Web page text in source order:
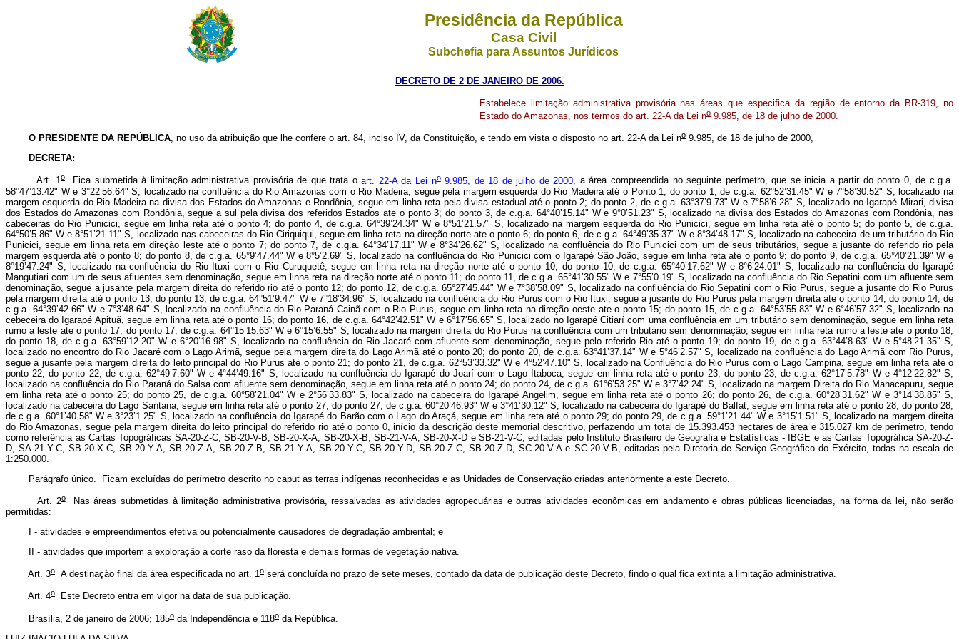
Presidência da República
Casa Civil
Subchefia para Assuntos Jurídicos
DECRETO DE 2 DE JANEIRO DE 2006.
Estabelece limitação administrativa provisória nas áreas que especifica da região de entorno da BR-319, no
Estado do Amazonas, nos termos do art. 22-A da Lei no 9.985, de 18 de julho de 2000.
O PRESIDENTE DA REPÚBLICA, no uso da atribuição que lhe confere o art. 84, inciso IV, da Constituição, e tendo em vista o disposto no art. 22-A da Lei no 9.985, de 18 de julho de 2000,
DECRETA:
Art. 1oFica submetida à limitação administrativa provisória de que trata oart. 22-A da Lei no9.985, de 18 de julho de 2000, a área compreendida no seguinte perímetro, que se inicia a partir do ponto 0, de c.g.a.
58°47’13.42" W e 3°22’56.64" S, localizado na confluência do Rio Amazonas com o Rio Madeira, segue pela margem esquerda do Rio Madeira até o Ponto 1; do ponto 1, de c.g.a. 62°52’31.45" W e 7°58’30.52" S, localizado na
margem esquerda do Rio Madeira na divisa dos Estados do Amazonas e Rondônia, segue em linha reta pela divisa estadual até o ponto 2; do ponto 2, de c.g.a. 63°37’9.73" W e 7°58’6.28" S, localizado no Igarapé Mirari, divisa
dos Estados do Amazonas com Rondônia, segue a sul pela divisa dos referidos Estados ate o ponto 3; do ponto 3, de c.g.a. 64°40’15.14" W e 9°0’51.23" S, localizado na divisa dos Estados do Amazonas com Rondônia, nas
cabeceiras do Rio Punicici, segue em linha reta até o ponto 4; do ponto 4, de c.g.a. 64°39’24.34" W e 8°51’21.57" S, localizado na margem esquerda do Rio Punicici, segue em linha reta até o ponto 5; do ponto 5, de c.g.a.
64°50’5.86" W e 8°51’21.11" S, localizado nas cabeceiras do Rio Ciriquiqui, segue em linha reta na direção norte ate o ponto 6; do ponto 6, de c.g.a. 64°49’35.37" W e 8°34’48.17" S, localizado na cabeceira de um tributário do Rio
Punicici, segue em linha reta em direção leste até o ponto 7; do ponto 7, de c.g.a. 64°34’17.11" W e 8°34’26.62" S, localizado na confluência do Rio Punicici com um de seus tributários, segue a jusante do referido rio pela
margem esquerda até o ponto 8; do ponto 8, de c.g.a. 65°9’47.44" W e 8°5’2.69" S, localizado na confluência do Rio Punicici com o Igarapé São João, segue em linha reta até o ponto 9; do ponto 9, de c.g.a. 65°40’21.39" W e
8°19’47.24" S, localizado na confluência do Rio Ituxi com o Rio Curuquetê, segue em linha reta na direção norte até o ponto 10; do ponto 10, de c.g.a. 65°40’17.62" W e 8°6’24.01" S, localizado na confluência do Igarapé
Mangutiari com um de seus afluentes sem denominação, segue em linha reta na direção norte até o ponto 11; do ponto 11, de c.g.a. 65°41’30.55" W e 7°55’0.19" S, localizado na confluência do Rio Sepatini com um afluente sem
denominação, segue a jusante pela margem direita do referido rio até o ponto 12; do ponto 12, de c.g.a. 65°27’45.44" W e 7°38’58.09" S, localizado na confluência do Rio Sepatini com o Rio Purus, segue a jusante do Rio Purus
pela margem direita até o ponto 13; do ponto 13, de c.g.a. 64°51’9.47" W e 7°18’34.96" S, localizado na confluência do Rio Purus com o Rio Ituxi, segue a jusante do Rio Purus pela margem direita ate o ponto 14; do ponto 14, de
c.g.a. 64°39’42.66" W e 7°3’48.64" S, localizado na confluência do Rio Paraná Cainã com o Rio Purus, segue em linha reta na direção oeste ate o ponto 15; do ponto 15, de c.g.a. 64°53’55.83" W e 6°46’57.32" S, localizado na
cebeceira do Igarapé Apituã, segue em linha reta até o ponto 16; do ponto 16, de c.g.a. 64°42’42.51" W e 6°17’56.65" S, localizado no Igarapé Citiarí com uma confluência em um tributário sem denominação, segue em linha reta
rumo a leste ate o ponto 17; do ponto 17, de c.g.a. 64°15’15.63" W e 6°15’6.55" S, localizado na margem direita do Rio Purus na confluência com um tributário sem denominação, segue em linha reta rumo a leste ate o ponto 18;
do ponto 18, de c.g.a. 63°59’12.20" W e 6°20’16.98" S, localizado na confluência do Rio Jacaré com afluente sem denominação, segue pelo referido Rio até o ponto 19; do ponto 19, de c.g.a. 63°44’8.63" W e 5°48’21.35" S,
localizado no encontro do Rio Jacaré com o Lago Arimã, segue pela margem direita do Lago Arimã até o ponto 20; do ponto 20, de c.g.a. 63°41’37.14" W e 5°46’2.57" S, localizado na confluência do Lago Arimã com Rio Purus,
segue a jusante pela margem direita do leito principal do Rio Purus até o ponto 21; do ponto 21, de c.g.a. 62°53’33.32" W e 4°52’47.10" S, localizado na Confluência do Rio Purus com o Lago Campina, segue em linha reta até o
ponto 22; do ponto 22, de c.g.a. 62°49’7.60" W e 4°44’49.16" S, localizado na confluência do Igarapé do Joarí com o Lago Itaboca, segue em linha reta até o ponto 23; do ponto 23, de c.g.a. 62°17’5.78" W e 4°12’22.82" S,
localizado na confluência do Rio Paraná do Salsa com afluente sem denominação, segue em linha reta até o ponto 24; do ponto 24, de c.g.a. 61°6’53.25" W e 3°7’42.24" S, localizado na margem Direita do Rio Manacapuru, segue
em linha reta até o ponto 25; do ponto 25, de c.g.a. 60°58’21.04" W e 2°56’33.83" S, localizado na cabeceira do Igarapé Angelim, segue em linha reta até o ponto 26; do ponto 26, de c.g.a. 60°28’31.62" W e 3°14’38.85" S,
localizado na cabeceira do Lago Santana, segue em linha reta até o ponto 27; do ponto 27, de c.g.a. 60°20’46.93" W e 3°41’30.12" S, localizado na cabeceira do Igarapé do Balfat, segue em linha reta até o ponto 28; do ponto 28,
de c.g.a. 60°1’40.58" W e 3°23’1.25" S, localizado na confluência do Igarapé do Barão com o Lago do Araçá, segue em linha reta até o ponto 29; do ponto 29, de c.g.a. 59°1’21.44" W e 3°15’1.51" S, localizado na margem direita
do Rio Amazonas, segue pela margem direita do leito principal do referido rio até o ponto 0, início da descrição deste memorial descritivo, perfazendo um total de 15.393.453 hectares de área e 315.027 km de perímetro, tendo
como referência as Cartas Topográficas SA-20-Z-C, SB-20-V-B, SB-20-X-A, SB-20-X-B, SB-21-V-A, SB-20-X-D e SB-21-V-C, editadas pelo Instituto Brasileiro de Geografia e Estatísticas - IBGE e as Cartas Topográfica SA-20-Z-
D, SA-21-Y-C, SB-20-X-C, SB-20-Y-A, SB-20-Z-A, SB-20-Z-B, SB-21-Y-A, SB-20-Y-C, SB-20-Y-D, SB-20-Z-C, SB-20-Z-D, SC-20-V-A e SC-20-V-B, editadas pela Diretoria de Serviço Geográfico do Exército, todas na escala de
1:250.000.
Parágrafo único. Ficam excluídas do perímetro descrito no caput as terras indígenas reconhecidas e as Unidades de Conservação criadas anteriormente a este Decreto.
Art. 2oNas áreas submetidas à limitação administrativa provisória, ressalvadas as atividades agropecuárias e outras atividades econômicas em andamento e obras públicas licenciadas, na forma da lei, não serão
permitidas:
I - atividades e empreendimentos efetiva ou potencialmente causadores de degradação ambiental; e
II - atividades que importem a exploração a corte raso da floresta e demais formas de vegetação nativa.
Art. 3o A destinação final da área especificada no art. 1o será concluída no prazo de sete meses, contado da data de publicação deste Decreto, findo o qual fica extinta a limitação administrativa.
Art. 4o Este Decreto entra em vigor na data de sua publicação.
Brasília, 2 de janeiro de 2006; 185o da Independência e 118o da República.